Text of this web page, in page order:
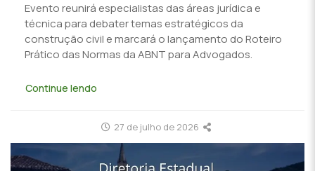
Evento reunirá especialistas das áreas jurídica e
técnica para debater temas estratégicos da
construção civil e marcará o lançamento do Roteiro
Prático das Normas da ABNT para Advogados.
Continue lendo
27 de julho de 2026